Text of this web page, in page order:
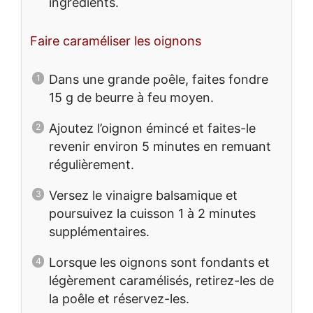
Faire caraméliser les oignons
Dans une grande poêle, faites fondre
15 g de beurre à feu moyen.
Ajoutez l’oignon émincé et faites-le
revenir environ 5 minutes en remuant
régulièrement.
Versez le vinaigre balsamique et
poursuivez la cuisson 1 à 2 minutes
supplémentaires.
Lorsque les oignons sont fondants et
légèrement caramélisés, retirez-les de
la poêle et réservez-les.